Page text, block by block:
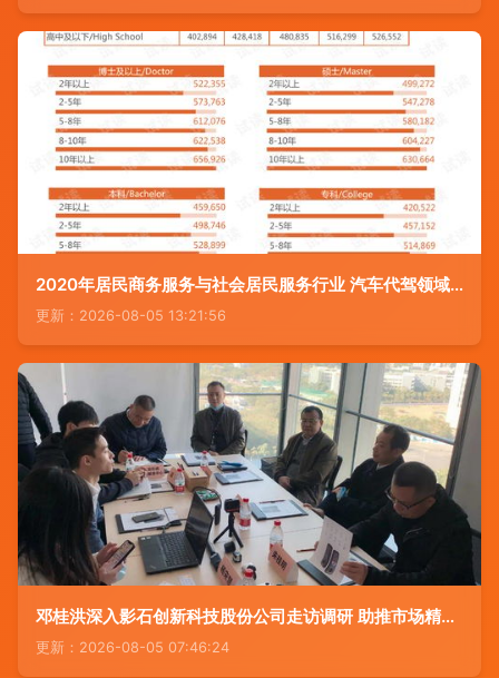
2020年居民商务服务与社会居民服务行业 汽车代驾领域市场调查报告与分析
更新：2026-08-05 13:21:56
邓桂洪深入影石创新科技股份公司走访调研 助推市场精准服务升级
更新：2026-08-05 07:46:24